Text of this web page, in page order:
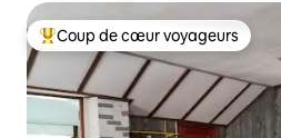
Coups de cœur voyageurs les
Coup de cœur voyageurs